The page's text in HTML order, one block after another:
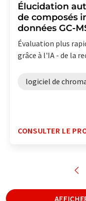
Élucidation
de composés
données GC-
Évaluation plus
grâce à l'IA - de la
logiciel de
CONSULTER LE